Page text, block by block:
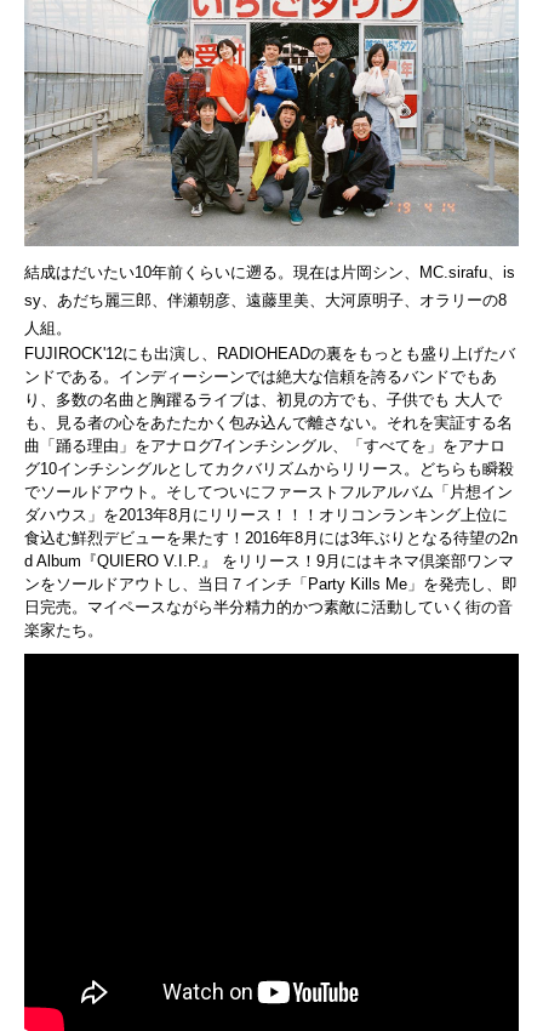
結成はだいたい10年前くらいに遡る。現在は片岡シン、MC.sirafu、is
sy、あだち麗三郎、伴瀬朝彦、遠藤里美、大河原明子、オラリーの8
人組。
FUJIROCK'12にも出演し、 RADIOHEADの裏をもっとも盛り上げたバ
ンドである。 インディーシーンでは絶大な信頼を誇るバンドでもあ
り、 多数の名曲と胸躍るライブは、初見の方でも、子供でも 大人で
も、見る者の心をあたたかく包み込んで離さない。 それを実証する名
曲「踊る理由」をアナログ7インチシングル、「すべてを」 をアナロ
グ10インチシングルとしてカクバリズムからリリース。
どちらも瞬殺
でソールドアウト。 そしてついにファーストフルアルバム「片想イン
ダハウス」 を2013年8月にリリース！！！ オリコンランキング上位に
食込む鮮烈デビューを果たす！ 2016年8月には3年ぶりとなる待望の2n
d Album『QUIERO V.I.P.』 をリリース！9月にはキネマ倶楽部ワンマ
ンをソールドアウトし、 当日７インチ「Party Kills Me」を発売し、即
日完売。 マイペースながら半分精力的かつ素敵に活動していく街の音
楽家たち。